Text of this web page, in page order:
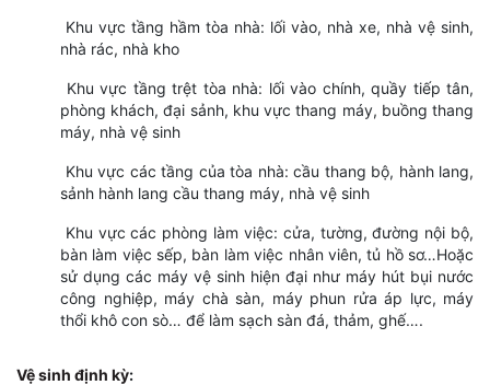
Khu vực tầng hầm tòa nhà: lối vào, nhà xe, nhà vệ sinh,
nhà rác, nhà kho
Khu vực tầng trệt tòa nhà: lối vào chính, quầy tiếp tân,
phòng khách, đại sảnh, khu vực thang máy, buồng thang
máy, nhà vệ sinh
Khu vực các tầng của tòa nhà: cầu thang bộ, hành lang,
sảnh hành lang cầu thang máy, nhà vệ sinh
Khu vực các phòng làm việc: cửa, tường, đường nội bộ,
bàn làm việc sếp, bàn làm việc nhân viên, tủ hồ sơ…Hoặc
sử dụng các máy vệ sinh hiện đại như máy hút bụi nước
công nghiệp, máy chà sàn, máy phun rửa áp lực, máy
thổi khô con sò… để làm sạch sàn đá, thảm, ghế….
Vệ sinh định kỳ: